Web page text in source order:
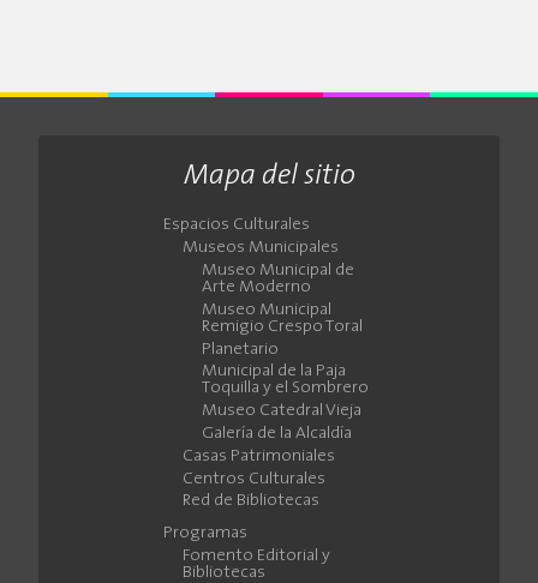
Mapa del sitio
Espacios Culturales
Museos Municipales
Museo Municipal de
Arte Moderno
Museo Municipal
Remigio Crespo Toral
Planetario
Municipal de la Paja
Toquilla y el Sombrero
Museo Catedral Vieja
Galería de la Alcaldía
Casas Patrimoniales
Centros Culturales
Red de Bibliotecas
Programas
Fomento Editorial y
Bibliotecas